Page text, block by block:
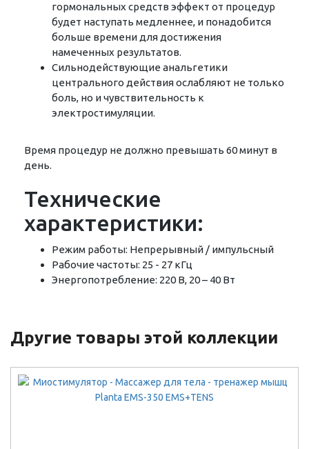
гормональных средств эффект от процедур
будет наступать медленнее, и понадобится
больше времени для достижения
намеченных результатов.
Сильнодействующие анальгетики
центрального действия ослабляют не только
боль, но и чувствительность к
электростимуляции.
Время процедур не должно превышать 60 минут в
день.
Технические
характеристики:
Режим работы: Непрерывный / импульсный
Рабочие частоты: 25 - 27 кГц
Энергопотребление: 220 В, 20 – 40 Вт
Другие товары этой коллекции